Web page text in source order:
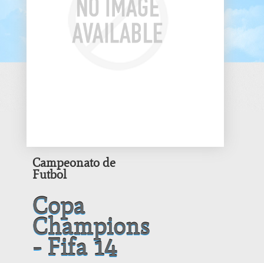
Campeonato de
Futbol
Copa
Champions
- Fifa 14